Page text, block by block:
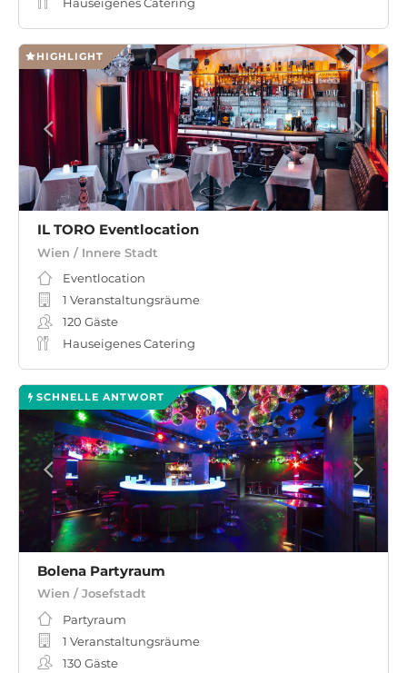
HIGHLIGHT
IL TORO Eventlocation
Wien / Innere Stadt
Eventlocation
1 Veranstaltungsräume
120 Gäste
Hauseigenes Catering
SCHNELLE ANTWORT
Bolena Partyraum
Wien / Josefstadt
Partyraum
1 Veranstaltungsräume
130 Gäste